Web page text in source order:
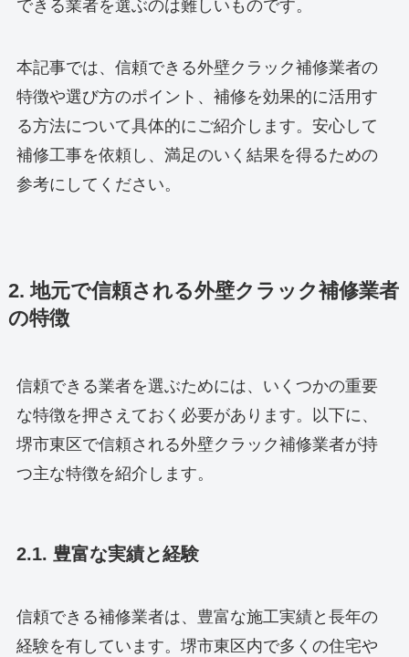
できる業者を選ぶのは難しいものです。
本記事では、信頼できる外壁クラック補修業者の
特徴や選び方のポイント、補修を効果的に活用す
る方法について具体的にご紹介します。安心して
補修工事を依頼し、満足のいく結果を得るための
参考にしてください。
2. 地元で信頼される外壁クラック補修業者
の特徴
信頼できる業者を選ぶためには、いくつかの重要
な特徴を押さえておく必要があります。以下に、
堺市東区で信頼される外壁クラック補修業者が持
つ主な特徴を紹介します。
2.1. 豊富な実績と経験
信頼できる補修業者は、豊富な施工実績と長年の
経験を有しています。堺市東区内で多くの住宅や